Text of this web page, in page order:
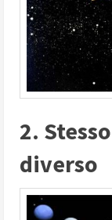
2.
diverso